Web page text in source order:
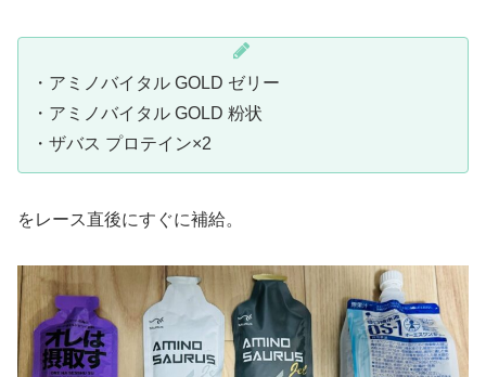
・アミノバイタル GOLD ゼリー
・アミノバイタル GOLD 粉状
・ザバス プロテイン×2
をレース直後にすぐに補給。